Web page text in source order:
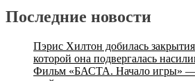
Последние новости
Пэрис Хилтон добилась
которой она подвергалась
Фильм «БАСТА. Начало игры» —